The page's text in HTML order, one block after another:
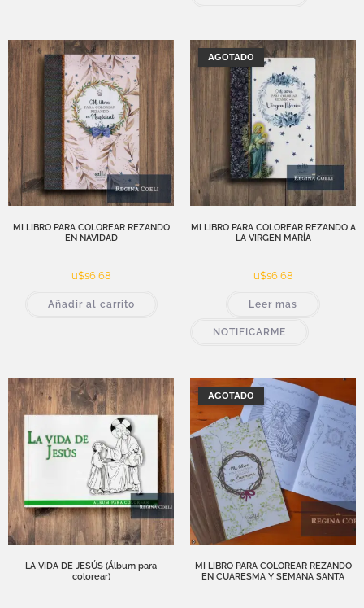
MI LIBRO PARA COLOREAR REZANDO
EN NAVIDAD
u$s6,68
Añadir al carrito
AGOTADO
MI LIBRO PARA COLOREAR REZANDO A
LA VIRGEN MARÍA
u$s6,68
Leer más
NOTIFICARME
LA VIDA DE JESÚS (Álbum para
colorear)
AGOTADO
MI LIBRO PARA COLOREAR REZANDO
EN CUARESMA Y SEMANA SANTA